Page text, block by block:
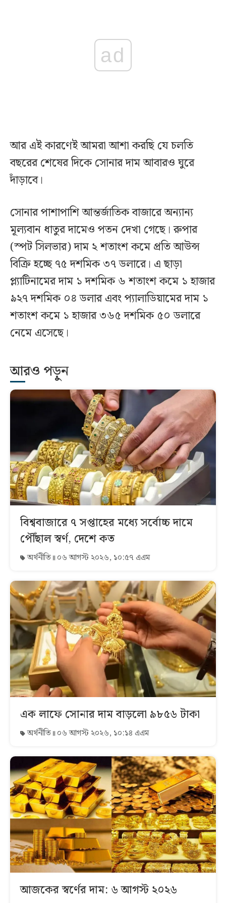
ad
আর এই কারণেই আমরা আশা করছি যে চলতি
বছরের শেষের দিকে সোনার দাম আবারও ঘুরে
দাঁড়াবে।
সোনার পাশাপাশি আন্তর্জাতিক বাজারে অন্যান্য
মূল্যবান ধাতুর দামেও পতন দেখা গেছে। রুপার
(স্পট সিলভার) দাম ২ শতাংশ কমে প্রতি আউন্স
বিক্রি হচ্ছে ৭৫ দশমিক ৩৭ ডলারে। এ ছাড়া
প্ল্যাটিনামের দাম ১ দশমিক ৬ শতাংশ কমে ১ হাজার
৯২৭ দশমিক ০৪ ডলার এবং প্যালাডিয়ামের দাম ১
শতাংশ কমে ১ হাজার ৩৬৫ দশমিক ৫০ ডলারে
নেমে এসেছে।
আরও পড়ুন
বিশ্ববাজারে ৭ সপ্তাহের মধ্যে সর্বোচ্চ দামে
পৌঁছাল স্বর্ণ, দেশে কত
অর্থনীতি ০৬ আগস্ট ২০২৬, ১০:৫৭ এএম
এক লাফে সোনার দাম বাড়লো ৯৮৫৬ টাকা
অর্থনীতি ০৬ আগস্ট ২০২৬, ১০:১৪ এএম
আজকের স্বর্ণের দাম: ৬ আগস্ট ২০২৬